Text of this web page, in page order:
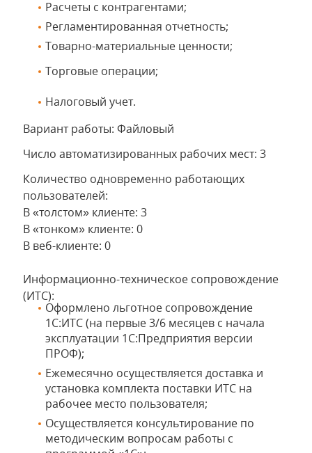
Расчеты с контрагентами;
Регламентированная отчетность;
Товарно-материальные ценности;
Торговые операции;
Налоговый учет.
Вариант работы: Файловый
Число автоматизированных рабочих мест: 3
Количество одновременно работающих
пользователей:
В «толстом» клиенте: 3
В «тонком» клиенте: 0
В веб-клиенте: 0
Информационно-техническое сопровождение
(ИТС):
Оформлено льготное сопровождение
1С:ИТС (на первые 3/6 месяцев с начала
эксплуатации 1С:Предприятия версии
ПРОФ);
Ежемесячно осуществляется доставка и
установка комплекта поставки ИТС на
рабочее место пользователя;
Осуществляется консультирование по
методическим вопросам работы с